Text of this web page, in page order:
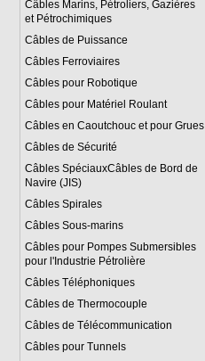
Câbles Marins, Pétroliers, Gazières
et Pétrochimiques
Câbles de Puissance
Câbles Ferroviaires
Câbles pour Robotique
Câbles pour Matériel Roulant
Câbles en Caoutchouc et pour Grues
Câbles de Sécurité
Câbles SpéciauxCâbles de Bord de
Navire (JIS)
Câbles Spirales
Câbles Sous-marins
Câbles pour Pompes Submersibles
pour l'Industrie Pétrolière
Câbles Téléphoniques
Câbles de Thermocouple
Câbles de Télécommunication
Câbles pour Tunnels